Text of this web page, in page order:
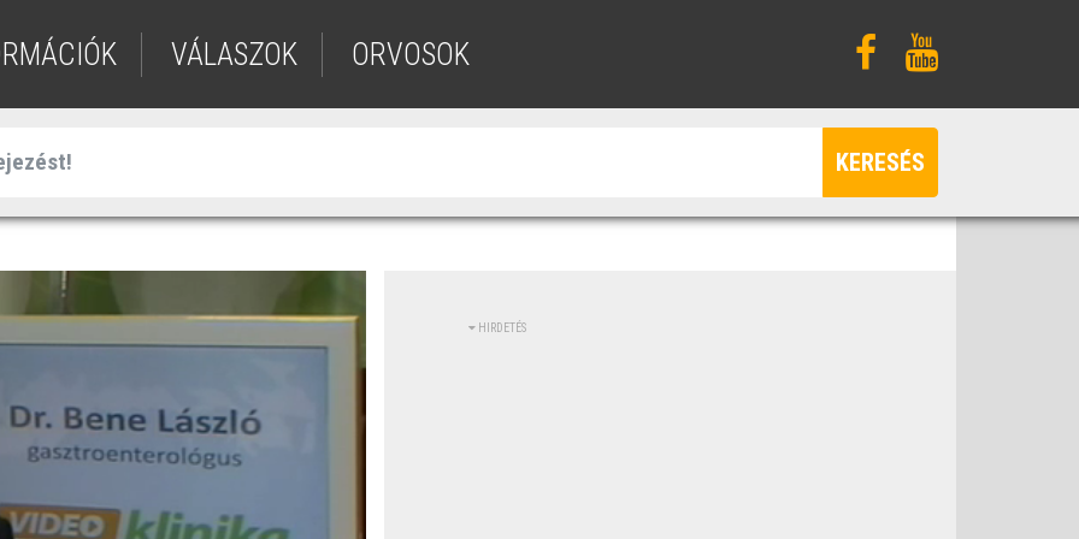
VÁLASZOK ORVOSOK
KERESÉS
HIRDETÉS